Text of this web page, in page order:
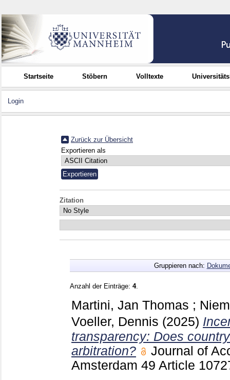
Startseite Stöbern Volltexte
Login
Zurück zur Übersicht
Exportieren als
Zitation
Gruppieren nach:
Anzahl der Einträge: 4.
Martini, Jan Thomas ;
Voeller, Dennis (2025)
transparency: Does
arbitration?
Journal of
Amsterdam 49 Article